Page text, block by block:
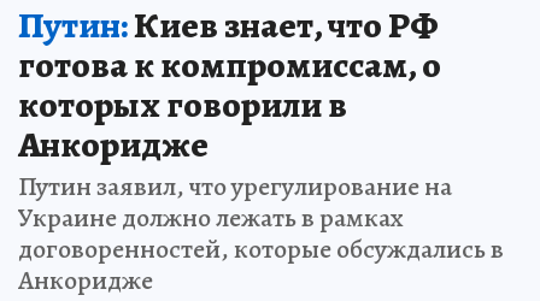
Путин:Киев знает, что РФ
готова к компромиссам, о
которых говорили в
Анкоридже
Путин заявил, что урегулирование на
Украине должно лежать в рамках
договоренностей, которые обсуждались в
Анкоридже